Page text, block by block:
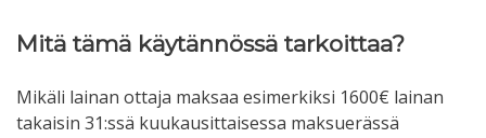
Mitä tämä käytännössä tarkoittaa?
Mikäli lainan ottaja maksaa esimerkiksi 1600€ lainan
takaisin 31:ssä kuukausittaisessa maksuerässä